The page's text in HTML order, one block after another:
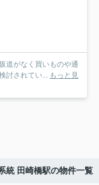
道がなく買いものや通
討されてい... もっと見
統 田崎橋駅の物件一覧